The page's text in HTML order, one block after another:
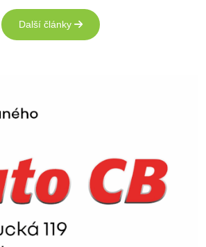
Další články